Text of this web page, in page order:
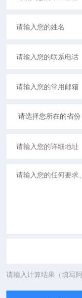
请输入计算结果（填写